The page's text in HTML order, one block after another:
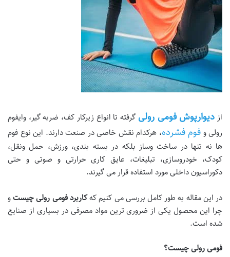
از دیوارپوش فومی رولی گرفته تا انواع زیرکار کف، ضربه گیر، وایفوم
رولی و فوم فشرده، هرکدام نقش خاصی در صنعت دارند. این نوع فوم
ها نه تنها در ساخت وساز بلکه در بسته بندی، ورزش، حمل ونقل،
کودک، خودروسازی، تبلیغات، عایق کاری حرارتی و صوتی و حتی
دکوراسیون داخلی مورد استفاده قرار می گیرند.
در این مقاله به طور کامل بررسی می کنیم کهکاربرد فومی رولی چیستو
چرا این محصول یکی از ضروری ترین مواد مصرفی در بسیاری از صنایع
شده است.
فومی رولی چیست؟